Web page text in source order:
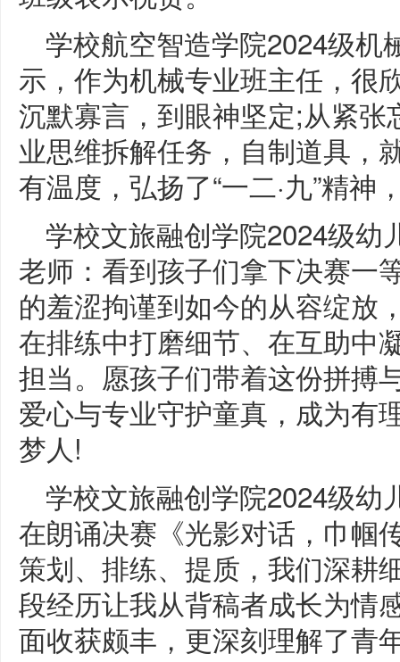
学校航空智造学院2024级机
示，作为机械专业班主任，很
沉默寡言，到眼神坚定;从紧
业思维拆解任务，自制道具
有温度，弘扬了“一二·九”精神
学校文旅融创学院2024级幼
老师：看到孩子们拿下决赛一
的羞涩拘谨到如今的从容绽放
在排练中打磨细节、在互助中
担当。愿孩子们带着这份拼搏
爱心与专业守护童真，成为有
梦人!
学校文旅融创学院2024级幼
在朗诵决赛《光影对话，巾帼
策划、排练、提质，我们深耕
段经历让我从背稿者成长为情
面收获颇丰，更深刻理解了青